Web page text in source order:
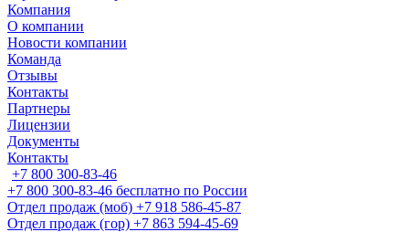
Компания
О компании
Новости компании
Команда
Отзывы
Контакты
Партнеры
Лицензии
Документы
Контакты
+7 800 300-83-46
+7 800 300-83-46 бесплатно по России
Отдел продаж (моб) +7 918 586-45-87
Отдел продаж (гор) +7 863 594-45-69